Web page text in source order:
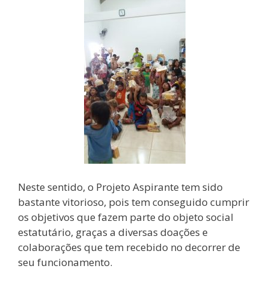
Neste sentido, o Projeto Aspirante tem sido
bastante vitorioso, pois tem conseguido cumprir
os objetivos que fazem parte do objeto social
estatutário, graças a diversas doações e
colaborações que tem recebido no decorrer de
seu funcionamento.